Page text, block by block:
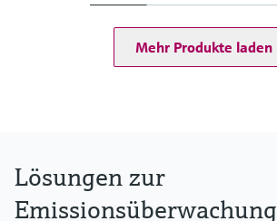
MERCEM300Z Indoor: +5 °C ... +35 °C
Mehr Produkte laden
Lösungen zur
Emissionsüberwachung